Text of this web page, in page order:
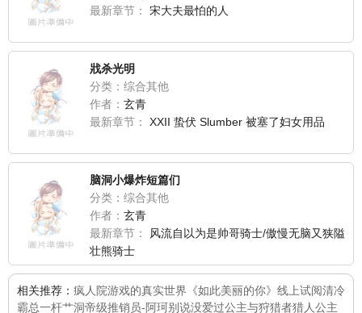
最新章节：
宋大夫最怕的人
戕杀光明
分类：综合其他
作者： 玄青
最新章节：
XXII 蛰伏 Slumber 被塞了妇女用品
脑洞小爆炸短篇们
分类：综合其他
作者： 玄青
最新章节：
风流自以为是帅哥骑士/傲慢无脑又狭隘
壮熊骑士
相关推荐： 疯人院游戏的真实世界 《如此美丽的你》线上试阅清冷
霸总一杆艹洞帝级推销员-阿珂别说没爱过公主与狩猎者猎人公主